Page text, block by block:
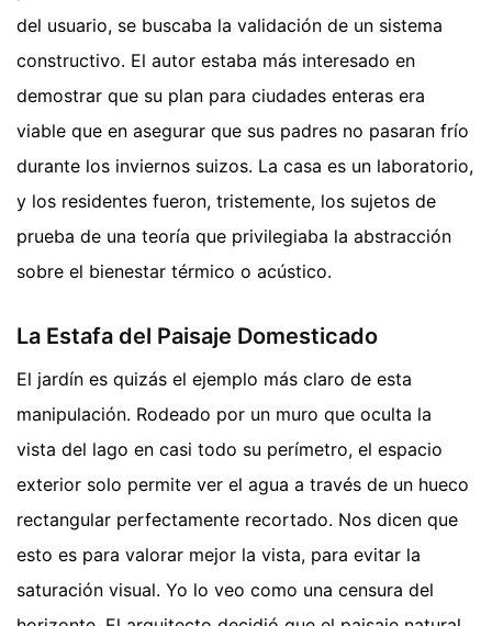
del usuario, se buscaba la validación de un sistema
constructivo. El autor estaba más interesado en
demostrar que su plan para ciudades enteras era
viable que en asegurar que sus padres no pasaran frío
durante los inviernos suizos. La casa es un laboratorio,
y los residentes fueron, tristemente, los sujetos de
prueba de una teoría que privilegiaba la abstracción
sobre el bienestar térmico o acústico.
La Estafa del Paisaje Domesticado
El jardín es quizás el ejemplo más claro de esta
manipulación. Rodeado por un muro que oculta la
vista del lago en casi todo su perímetro, el espacio
exterior solo permite ver el agua a través de un hueco
rectangular perfectamente recortado. Nos dicen que
esto es para valorar mejor la vista, para evitar la
saturación visual. Yo lo veo como una censura del